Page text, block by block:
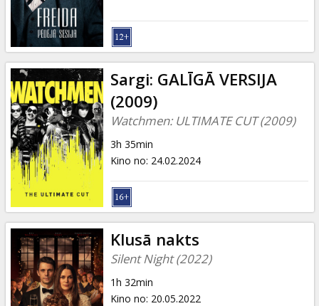
Uzkodas
B2B
Kino
Klubs
Sargi: GALĪGĀ VERSIJA
(2009)
Watchmen: ULTIMATE CUT (2009)
3h 35min
Kino no: 24.02.2024
Klusā nakts
Silent Night (2022)
1h 32min
Kino no: 20.05.2022